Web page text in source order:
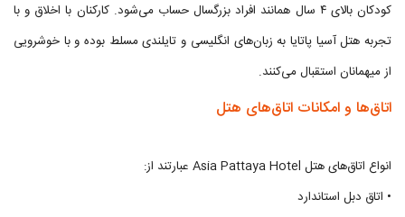
کودکان بالای ۴ سال همانند افراد بزرگسال حساب می‌شود. کارکنان با اخلاق و با
تجربه هتل آسیا پاتایا به زبان‌های انگلیسی و تایلندی مسلط بوده و با خوشرویی
از میهمانان استقبال می‌کنند.
اتاق‌ها و امکانات اتاق‌های هتل
انواع اتاق‌های هتل Asia Pattaya Hotel عبارتند از:
• اتاق دبل استاندارد